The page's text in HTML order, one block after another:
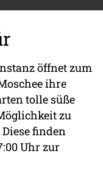
öffnet zum
ihre
tolle süße
zu
finden
Uhr zur